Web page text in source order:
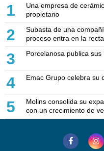
1
Una empresa de
propietario
2
Subasta de una
proceso entra en la
3 Porcelanosa publica
4 Emac Grupo celebra su
5
Molins consolida su
con un crecimiento de